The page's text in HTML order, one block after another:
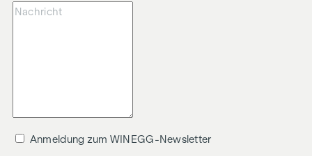
Anmeldung zum WINEGG-Newsletter